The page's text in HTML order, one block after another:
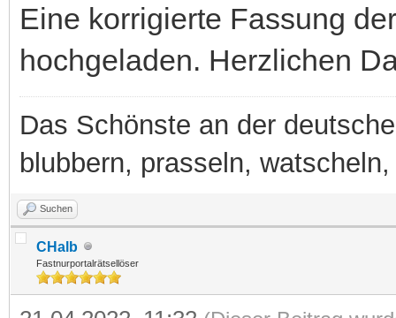
Eine korrigierte Fassung
hochgeladen. Herzlichen
Das Schönste an der
blubbern, prasseln,
Suchen
CHalb
Fastnurportalrätsellöser